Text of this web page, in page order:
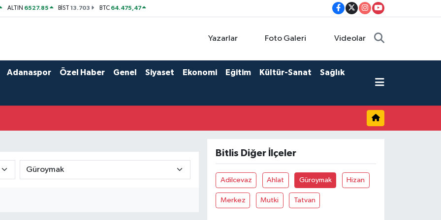
ALTIN 6527.85 BİST13.703 BTC 64.475,47
Yazarlar Foto Galeri Videolar
Adanaspor Özel Haber Genel Siyaset Ekonomi Eğitim Kültür-Sanat Sağlık
Bitlis Diğer İlçeler
Adilcevaz Ahlat Güroymak Hizan
Merkez Mutki Tatvan